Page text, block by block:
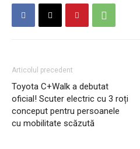
Articolul precedent
Toyota C+Walk a debutat
oficial! Scuter electric cu 3 roți
conceput pentru persoanele
cu mobilitate scăzută